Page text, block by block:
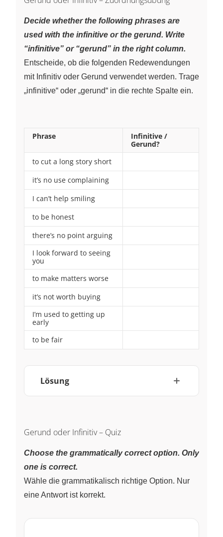
Decide whether the following phrases are
used with the infinitive or the gerund. Write
“infinitive” or “gerund” in the right column.
Entscheide, ob die folgenden Redewendungen
mit Infinitiv oder Gerund verwendet werden. Trage
„infinitive“ oder „gerund“ in die rechte Spalte ein.
Phrase
Infinitive /
Gerund?
to cut a long story short
it’s no use complaining
I can’t help smiling
to be honest
there’s no point arguing
I look forward to seeing
you
to make matters worse
it’s not worth buying
I’m used to getting up
early
to be fair
Lösung
Gerund oder Infinitiv – Quiz
Choose the grammatically correct option. Only
one is correct.
Wähle die grammatikalisch richtige Option. Nur
eine Antwort ist korrekt.